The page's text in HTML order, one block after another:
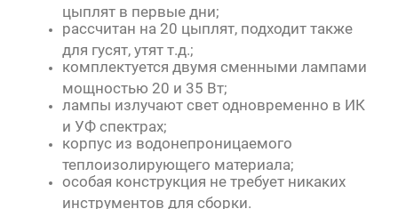
цыплят в первые дни;
рассчитан на 20 цыплят, подходит также
для гусят, утят т.д.;
комплектуется двумя сменными лампами
мощностью 20 и 35 Вт;
лампы излучают свет одновременно в ИК
и УФ спектрах;
корпус из водонепроницаемого
теплоизолирующего материала;
особая конструкция не требует никаких
инструментов для сборки.